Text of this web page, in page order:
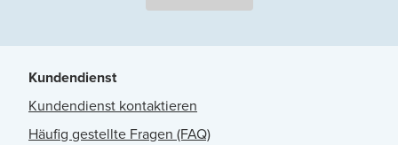
Kundendienst
Kundendienst kontaktieren
Häufig gestellte Fragen (FAQ)